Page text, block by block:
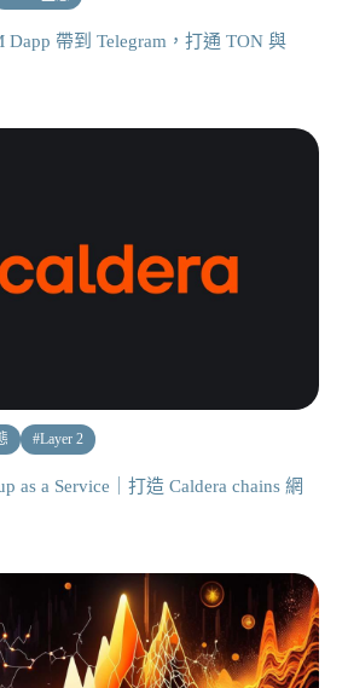
Dapp 帶到 Telegram，打通 TON 與
#Layer 2
as a Service｜打造 Caldera chains 網